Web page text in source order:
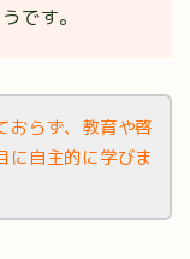
です。
おらず、教育や啓
に自主的に学びま